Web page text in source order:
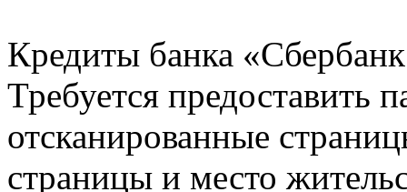
Кредиты банка
Требуется предоставить
отсканированные
страницы и место